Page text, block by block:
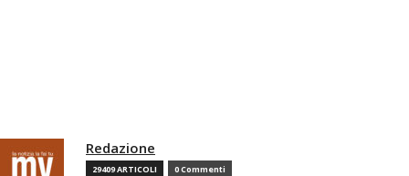
Redazione
29409 ARTICOLI 0 Commenti